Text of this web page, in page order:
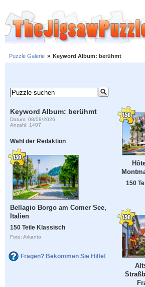
Puzzle Galerie » Keyword Album: berühmt
Keyword Album: berühmt
Datum: 08/08/2026
Anzahl: 1407
Wahl der Redaktion
Bellagio Borgo am Comer See,
Italien
150 Teile Klassisch
Foto: Arkanto
Fragen? Bekommen Sie Hilfe!
150